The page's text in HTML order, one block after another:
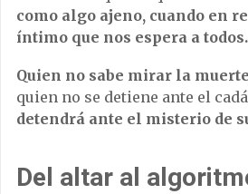
como algo ajeno, cuando en
íntimo que nos espera a todos.
Quien no sabe mirar la
quien no se detiene ante el
detendrá ante el misterio de
Del altar al